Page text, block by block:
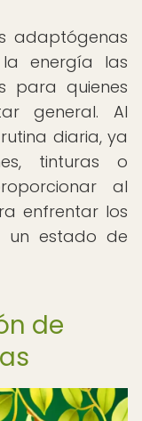
adaptógenas
energía las
para quienes
general. Al
diaria, ya
tinturas o
al
enfrentar los
un estado de
de